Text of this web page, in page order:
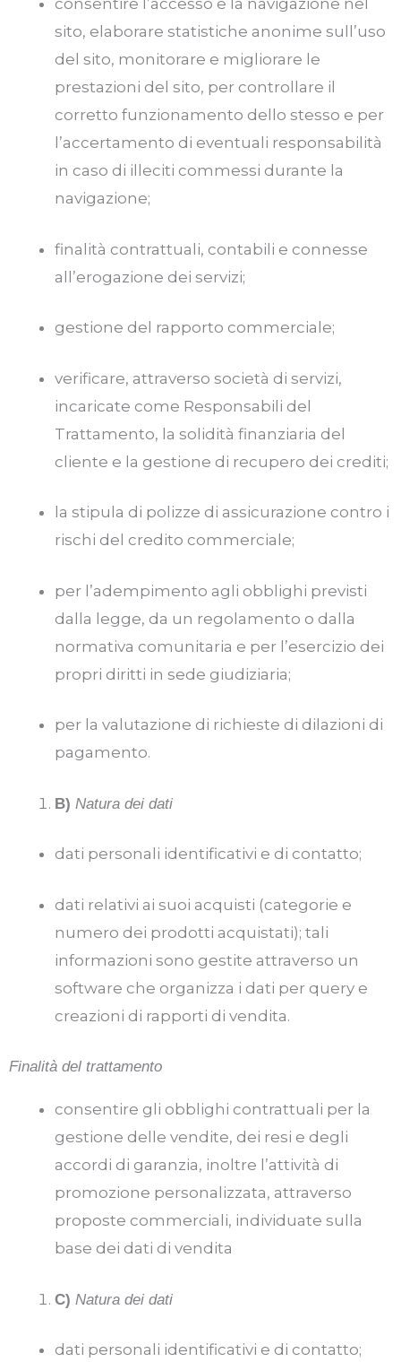
consentire l’accesso e la navigazione nel
sito, elaborare statistiche anonime sull’uso
del sito, monitorare e migliorare le
prestazioni del sito, per controllare il
corretto funzionamento dello stesso e per
l’accertamento di eventuali responsabilità
in caso di illeciti commessi durante la
navigazione;
finalità contrattuali, contabili e connesse
all’erogazione dei servizi;
gestione del rapporto commerciale;
verificare, attraverso società di servizi,
incaricate come Responsabili del
Trattamento, la solidità finanziaria del
cliente e la gestione di recupero dei crediti;
la stipula di polizze di assicurazione contro i
rischi del credito commerciale;
per l’adempimento agli obblighi previsti
dalla legge, da un regolamento o dalla
normativa comunitaria e per l’esercizio dei
propri diritti in sede giudiziaria;
per la valutazione di richieste di dilazioni di
pagamento.
B) Natura dei dati
dati personali identificativi e di contatto;
dati relativi ai suoi acquisti (categorie e
numero dei prodotti acquistati); tali
informazioni sono gestite attraverso un
software che organizza i dati per query e
creazioni di rapporti di vendita.
Finalità del trattamento
consentire gli obblighi contrattuali per la
gestione delle vendite, dei resi e degli
accordi di garanzia, inoltre l’attività di
promozione personalizzata, attraverso
proposte commerciali, individuate sulla
base dei dati di vendita
C) Natura dei dati
dati personali identificativi e di contatto;